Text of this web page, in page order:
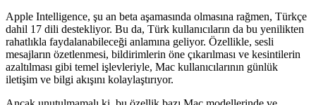
Apple Intelligence, şu an beta aşamasında olmasına rağmen, Türkçe
dahil 17 dili destekliyor. Bu da, Türk kullanıcıların da bu yenilikten
rahatlıkla faydalanabileceği anlamına geliyor. Özellikle, sesli
mesajların özetlenmesi, bildirimlerin öne çıkarılması ve kesintilerin
azaltılması gibi temel işlevleriyle, Mac kullanıcılarının günlük
iletişim ve bilgi akışını kolaylaştırıyor.